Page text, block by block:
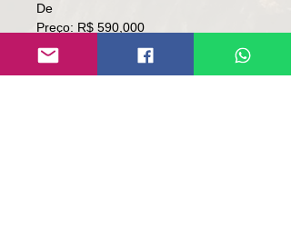
De
Preço: R$ 590,000
Por
Preço: R$ 579,000